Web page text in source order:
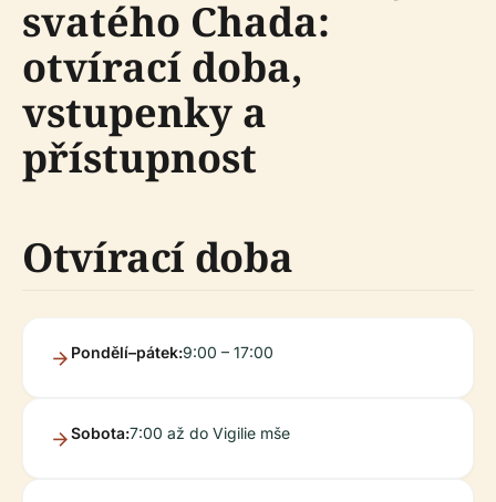
svatého Chada:
otvírací doba,
vstupenky a
přístupnost
Otvírací doba
Pondělí–pátek:9:00 – 17:00
Sobota:7:00 až do Vigilie mše